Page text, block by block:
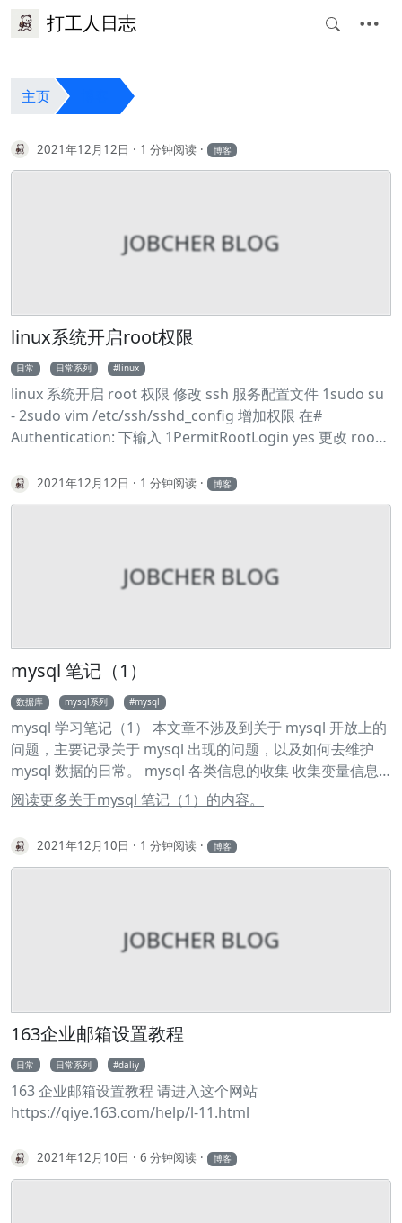
打工人日志
主页
2021年12月12日 1 分钟阅读 博客
JOBCHER BLOG
linux系统开启root权限
日常 日常系列 linux
linux 系统开启 root 权限 修改 ssh 服务配置文件 1sudo su
- 2sudo vim /etc/ssh/sshd_config 增加权限 在#
Authentication: 下输入 1PermitRootLogin yes 更改 root
2021年12月12日 1 分钟阅读 博客
JOBCHER BLOG
mysql 笔记（1）
数据库 mysql系列 mysql
mysql 学习笔记（1） 本文章不涉及到关于 mysql 开放上的
问题，主要记录关于 mysql 出现的问题，以及如何去维护
mysql 数据的日常。 mysql 各类信息的收集 收集变量信息
1show global variables; 收集进程信息 1show
PROCESSLIST; 收集错误日志 1show global variables like
'log_error'; 收集慢日志信息 1show global variables like
'slow_querry_log_file'; 收集锁信息，高峰时期运行三次，
blocking_trx_rows_modified, 9 waiting_pid, 10 T3.USER
wait_age_secs, 15 waiting_query 16FROM
sys.x$innodb_lock_waits T1 17LEFT JOIN
阅读更多关于mysql 笔记（1）的内容。
2021年12月10日 1 分钟阅读 博客
JOBCHER BLOG
163企业邮箱设置教程
日常 日常系列 daliy
163 企业邮箱设置教程 请进入这个网站
https://qiye.163.com/help/l-11.html
2021年12月10日 6 分钟阅读 博客